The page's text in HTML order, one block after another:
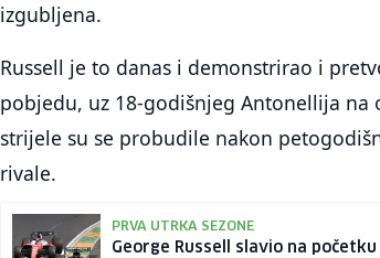
izgubljena.
Russell je to danas i demonstrirao i
pobjedu, uz 18-godišnjeg Antonellija
strijele su se probudile nakon
rivale.
PRVA UTRKA SEZONE
George Russell slavio na